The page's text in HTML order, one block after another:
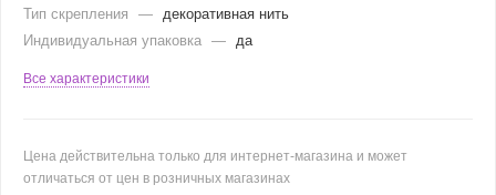
Тип скрепления
—
декоративная нить
Индивидуальная упаковка — да
Все характеристики
Цена действительна только для интернет-магазина и может
отличаться от цен в розничных магазинах